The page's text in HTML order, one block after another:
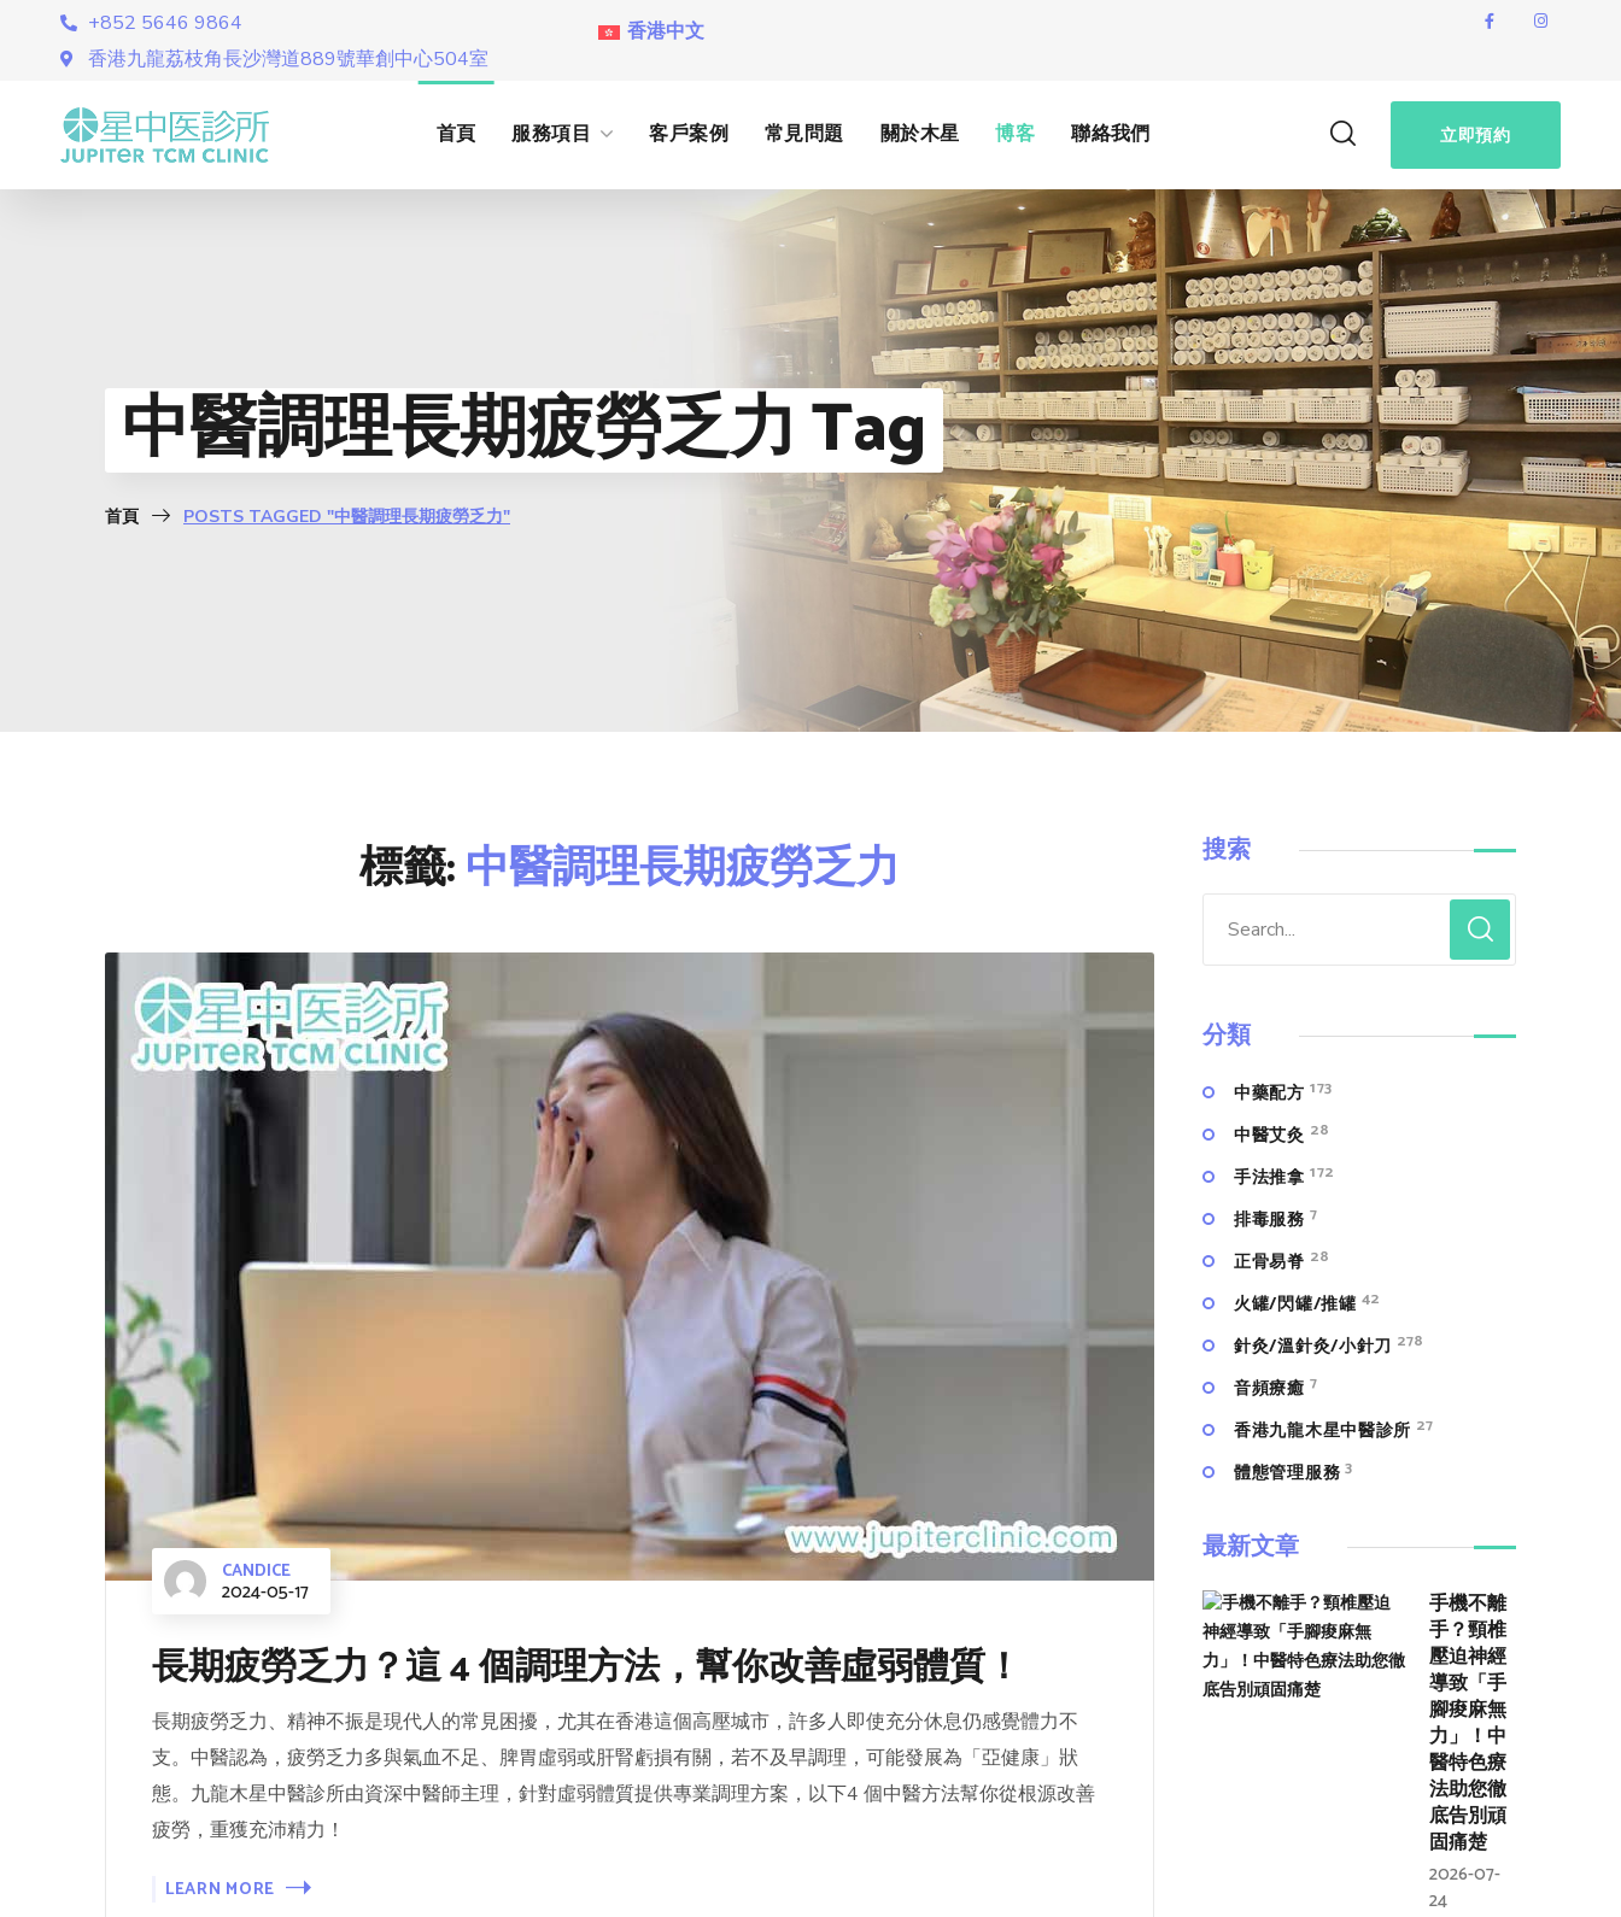
+852 5646 9864
香港九龍荔枝角長沙灣道889號華創中心504室
香港中文
首頁 服務項目 客戶案例 常見問題 關於木星 博客 聯絡我們 立即預約
中醫調理長期疲勞乏力 Tag
首頁 POSTS TAGGED "中醫調理長期疲勞乏力"
標籤:中醫調理長期疲勞乏力
CANDICE
2024-05-17
長期疲勞乏力？這 4 個調理方法，幫你改善虛弱體質！
長期疲勞乏力、精神不振是現代人的常見困擾，尤其在香港這個高壓城市，許多人即使充分休息仍感覺體力不
支。中醫認為，疲勞乏力多與氣血不足、脾胃虛弱或肝腎虧損有關，若不及早調理，可能發展為「亞健康」狀
態。九龍木星中醫診所由資深中醫師主理，針對虛弱體質提供專業調理方案，以下4 個中醫方法幫你從根源改善
疲勞，重獲充沛精力！
LEARN MORE
搜索
分類
中藥配方 173
中醫艾灸 28
手法推拿 172
排毒服務 7
正骨易脊 28
火罐/閃罐/推罐 42
針灸/溫針灸/小針刀 278
⾳頻療癒 7
香港九龍木星中醫診所 27
體態管理服務 3
最新文章
手機不離
手？頸椎
壓迫神經
導致「手
腳痠麻無
力」！中
醫特色療
法助您徹
底告別頑
固痛楚
2026-07-
24